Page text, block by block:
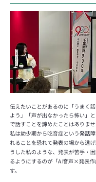
伝えたいことがあるのに「うまく
よう」「声が出なかったら怖い」
で話すことを諦めたことはありませ
私は幼少期から吃音症という発話
れることを恐れて発表の場から逃
うした私のような、発表が苦手・
るようにするのが「AI音声×発表
す。